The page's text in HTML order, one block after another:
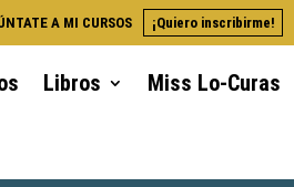
A MI CURSOS ¡Quiero inscribirme!
Libros Miss Lo-Curas